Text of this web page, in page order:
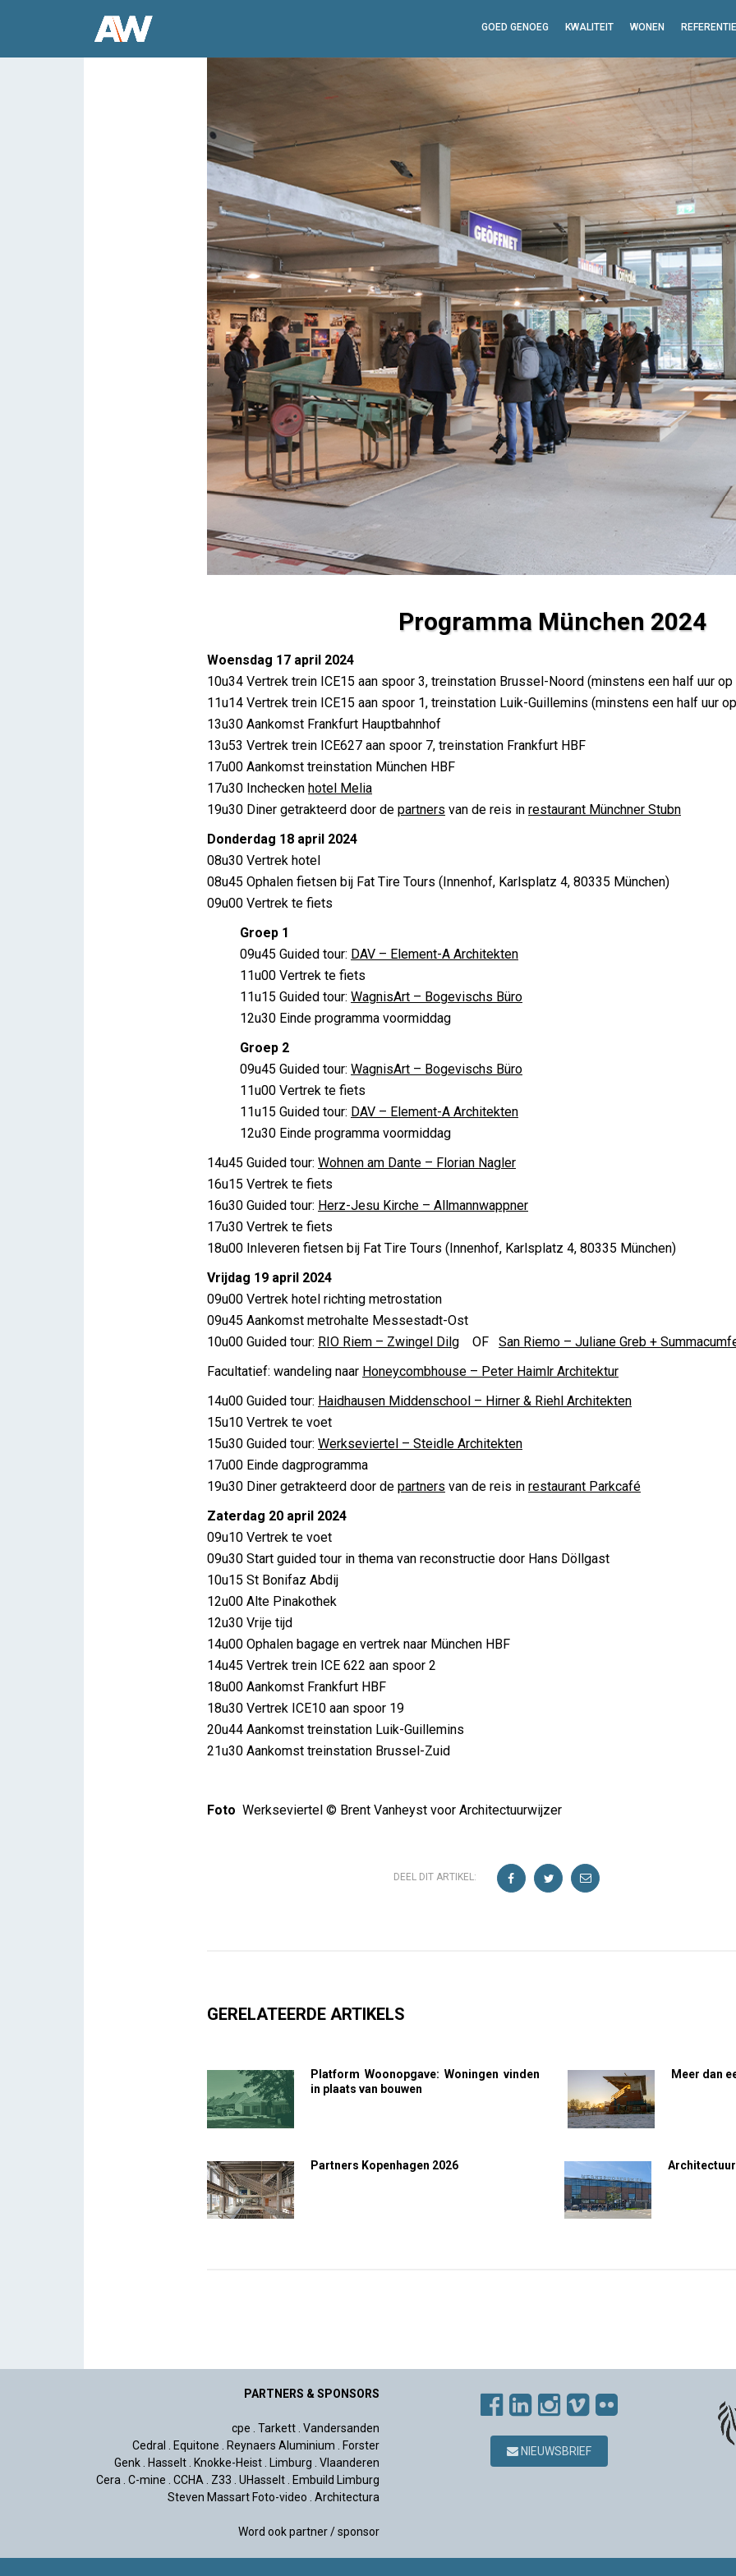
GOED GENOEG KWALITEIT WONEN
Programma München 2024
Programma München 2024
Brent
Woensdag 17 april 2024
10u34 Vertrek trein ICE15 aan spoor 3, treinstation Brussel-Noord (minstens een half uur
11u14 Vertrek trein ICE15 aan spoor 1, treinstation Luik-Guillemins (minstens een half uur
13u30 Aankomst Frankfurt Hauptbahnhof
13u53 Vertrek trein ICE627 aan spoor 7, treinstation Frankfurt HBF
17u00 Aankomst treinstation München HBF
17u30 Inchecken hotel Melia
19u30 Diner getrakteerd door de partners van de reis in restaurant Münchner Stubn
Donderdag 18 april 2024
08u30 Vertrek hotel
08u45 Ophalen fietsen bij Fat Tire Tours (Innenhof, Karlsplatz 4, 80335 München)
09u00 Vertrek te fiets
Groep 1
09u45 Guided tour: DAV – Element-A Architekten
11u00 Vertrek te fiets
11u15 Guided tour: WagnisArt – Bogevischs Büro
12u30 Einde programma voormiddag
Groep 2
09u45 Guided tour: WagnisArt – Bogevischs Büro
11u00 Vertrek te fiets
11u15 Guided tour: DAV – Element-A Architekten
12u30 Einde programma voormiddag
14u45 Guided tour: Wohnen am Dante – Florian Nagler
16u15 Vertrek te fiets
16u30 Guided tour: Herz-Jesu Kirche – Allmannwappner
17u30 Vertrek te fiets
18u00 Inleveren fietsen bij Fat Tire Tours (Innenhof, Karlsplatz 4, 80335 München)
Vrijdag 19 april 2024
09u00 Vertrek hotel richting metrostation
09u45 Aankomst metrohalte Messestadt-Ost
10u00 Guided tour: RIO Riem – Zwingel Dilg OF San Riemo – Juliane Greb +
Facultatief: wandeling naar Honeycombhouse – Peter Haimlr Architektur
14u00 Guided tour: Haidhausen Middenschool – Hirner & Riehl Architekten
15u10 Vertrek te voet
15u30 Guided tour: Werkseviertel – Steidle Architekten
17u00 Einde dagprogramma
19u30 Diner getrakteerd door de partners van de reis in restaurant Parkcafé
Zaterdag 20 april 2024
09u10 Vertrek te voet
09u30 Start guided tour in thema van reconstructie door Hans Döllgast
10u15 St Bonifaz Abdij
12u00 Alte Pinakothek
12u30 Vrije tijd
14u00 Ophalen bagage en vertrek naar München HBF
14u45 Vertrek trein ICE 622 aan spoor 2
18u00 Aankomst Frankfurt HBF
18u30 Vertrek ICE10 aan spoor 19
20u44 Aankomst treinstation Luik-Guillemins
21u30 Aankomst treinstation Brussel-Zuid
Foto Werkseviertel © Brent Vanheyst voor Architectuurwijzer
DEEL DIT ARTIKEL:
GERELATEERDE ARTIKELS
Platform Woonopgave: Woningen vinden
in plaats van bouwen
Meer dan
Partners Kopenhagen 2026
PARTNERS & SPONSORS
cpe . Tarkett. Vandersanden
Cedral . Equitone . Reynaers Aluminium . Forster
Genk. Hasselt. Knokke-Heist. Limburg . Vlaanderen
Cera. C-mine . CCHA. Z33 . UHasselt. Embuild Limburg
Steven Massart Foto-video . Architectura
Word ook partner / sponsor
NIEUWSBRIEF